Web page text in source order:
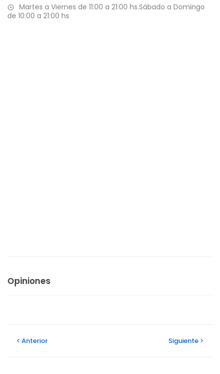
Martes a Viernes de 11:00 a 21:00 hs.Sábado a Domingo
de 10:00 a 21:00 hs
Opiniones
Anterior Siguiente